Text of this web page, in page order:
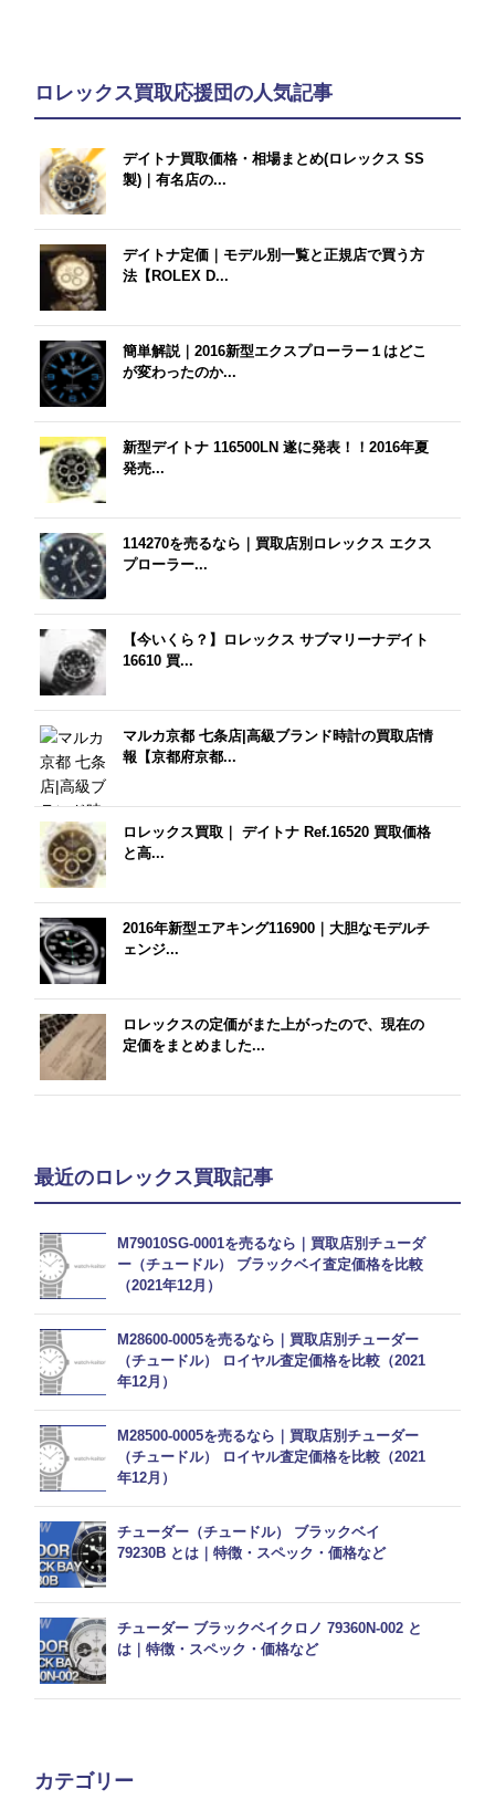
ロレックス買取応援団の人気記事
デイトナ買取価格・相場まとめ(ロレックス SS
製)｜有名店の...
デイトナ定価｜モデル別一覧と正規店で買う方
法【ROLEX D...
簡単解説｜2016新型エクスプローラー１はどこ
が変わったのか...
新型デイトナ 116500LN 遂に発表！！2016年夏
発売...
114270を売るなら｜買取店別ロレックス エクス
プローラー...
【今いくら？】ロレックス サブマリーナデイト
16610 買...
マルカ京都 七条店|高級ブランド時計の買取店情
報【京都府京都...
ロレックス買取｜ デイトナ Ref.16520 買取価格
と高...
2016年新型エアキング116900｜大胆なモデルチ
ェンジ...
ロレックスの定価がまた上がったので、現在の
定価をまとめました...
最近のロレックス買取記事
M79010SG-0001を売るなら｜買取店別チューダ
ー（チュードル） ブラックベイ査定価格を比較
（2021年12月）
M28600-0005を売るなら｜買取店別チューダー
（チュードル） ロイヤル査定価格を比較（2021
年12月）
M28500-0005を売るなら｜買取店別チューダー
（チュードル） ロイヤル査定価格を比較（2021
年12月）
チューダー（チュードル） ブラックベイ
79230B とは｜特徴・スペック・価格など
チューダー ブラックベイクロノ 79360N-002 と
は｜特徴・スペック・価格など
カテゴリー